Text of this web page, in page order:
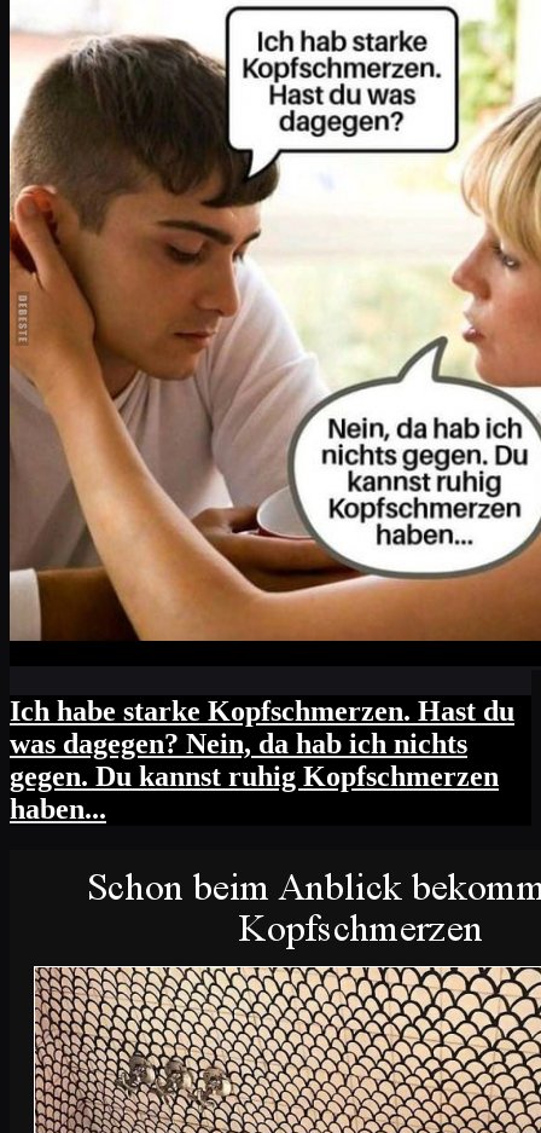
Ich habe starke Kopfschmerzen. Hast du
was dagegen? Nein, da hab ich nichts
gegen. Du kannst ruhig Kopfschmerzen
haben...